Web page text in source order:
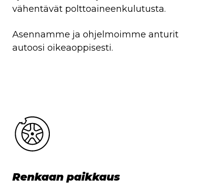
vähentävät polttoaineenkulutusta.
Asennamme ja ohjelmoimme anturit
autoosi oikeaoppisesti.
Renkaan paikkaus